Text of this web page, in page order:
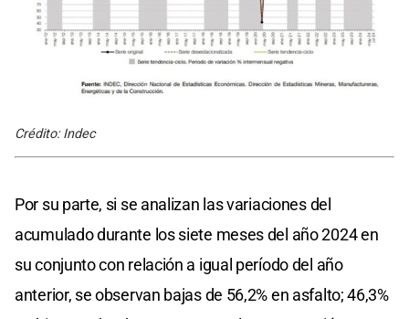
Crédito: Indec
Por su parte, si se analizan las variaciones del
acumulado durante los siete meses del año 2024 en
su conjunto con relación a igual período del año
anterior, se observan bajas de 56,2% en asfalto; 46,3%